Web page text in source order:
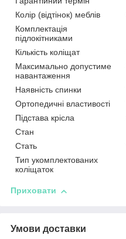
Колір (відтінок) меблів
Комплектація
підлокітниками
Кількість коліщат
Максимально допустиме
навантаження
Наявність спинки
Ортопедичні властивості
Підстава крісла
Стан
Стать
Тип укомплектованих
коліщаток
Приховати
Умови доставки